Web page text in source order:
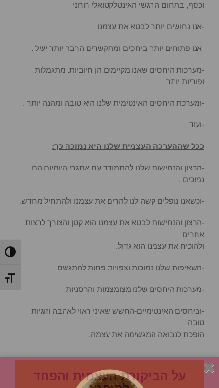
מתג
וכסף, בתחום הרגשי האינטלקטואלי רוחני
-אנו נחושים יותר לבטא את עצמנו
-אנו פתוחים יותר ביחסים ומתקשרים הרבה יותר יעיל .
-מערכות היחסים שאנו מקיימים הן חיוביות, מתגמלות
ופוריות יותר
-ומערכת היחסים האינטימית שלנו היא טובה ומהנה יותר .
-ועוד
ככל שההערכה העצמית שלנו היא נמוכה כך:
-הרצון והנחישות שלנו להתמודד עם אתגרי היומיום הם
נמוכים ,
-וכשאנו נופלים קשה לנו להרים את עצמנו ולהתחיל מחדש.
-הרצון והנחישות לבטא את עצמנו הוא קטן והצורך לרצות
אחרים
ולהוכיח את עצמנו הוא גדול.
-השאיפות שלנו נמוכות וצפויות פחות להתגשם
-מערכות היחסים שלנו מצומצמות והרסניות
-וביחסים האינטימיים-החשש שאיני ראוי לאהבה וזוגיות
טובה
הופכת לנבואה המגשימה את עצמה.
על הביקורת העצמית והפחד